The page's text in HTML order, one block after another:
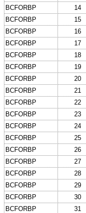
BCFORBP
14
BCFORBP
15
BCFORBP
16
BCFORBP
17
BCFORBP
18
BCFORBP
19
BCFORBP
20
BCFORBP
21
BCFORBP
22
BCFORBP
23
BCFORBP
24
BCFORBP
25
BCFORBP
26
BCFORBP
27
BCFORBP
28
BCFORBP
29
BCFORBP
30
BCFORBP
31